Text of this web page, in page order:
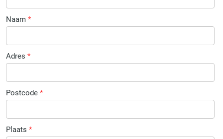
Naam *
Adres *
Postcode *
Plaats *